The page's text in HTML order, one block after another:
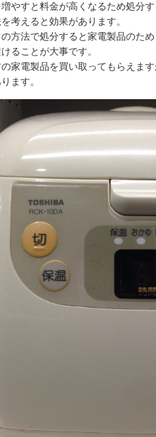
やすと料金が高くなるため処分
考えると効果があります。
方法で処分すると家電製品のた
ることが大事です。
家電製品を買い取ってもらえま
ます。